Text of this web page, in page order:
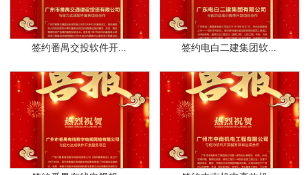
签约番禺交投软件开... 签约电白二建集团软...